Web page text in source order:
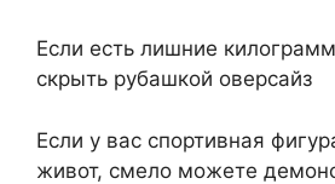
Если есть лишние
скрыть рубашкой оверсайз
Если у вас спортивная
живот, смело можете